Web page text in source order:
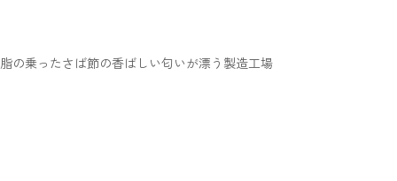
脂の乗ったさば節の香ばしい匂いが漂う製造工場